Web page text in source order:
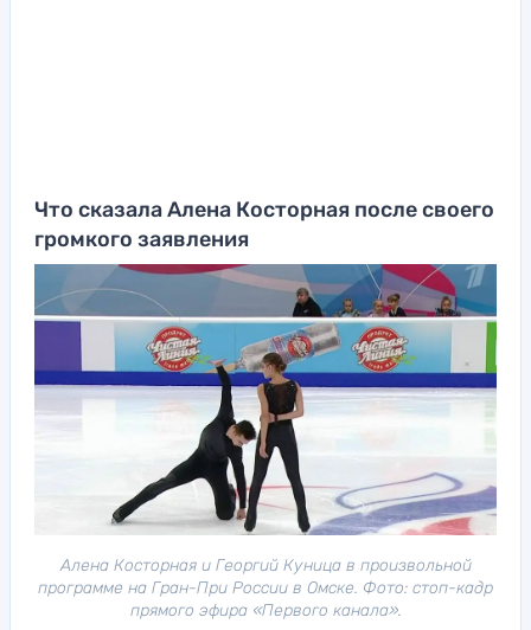
Что сказала Алена Косторная после своего
громкого заявления
Алена Косторная и Георгий Куница в произвольной
программе на Гран-При России в Омске. Фото: стоп-кадр
прямого эфира «Первого канала».